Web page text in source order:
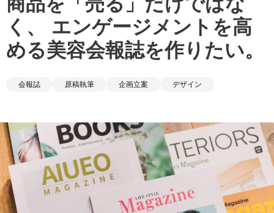
く、 エンゲージメントを高
める美容会報誌を作りたい。
会報誌 原稿執筆 企画立案 デザイン